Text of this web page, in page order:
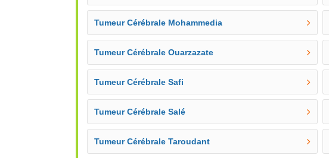
Tumeur Cérébrale Mohammedia
Tumeur Cérébrale Ouarzazate
Tumeur Cérébrale Safi
Tumeur Cérébrale Salé
Tumeur Cérébrale Taroudant